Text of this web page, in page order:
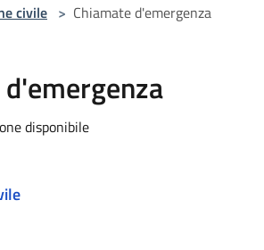
civile > Chiamate d'emergenza
disponibile